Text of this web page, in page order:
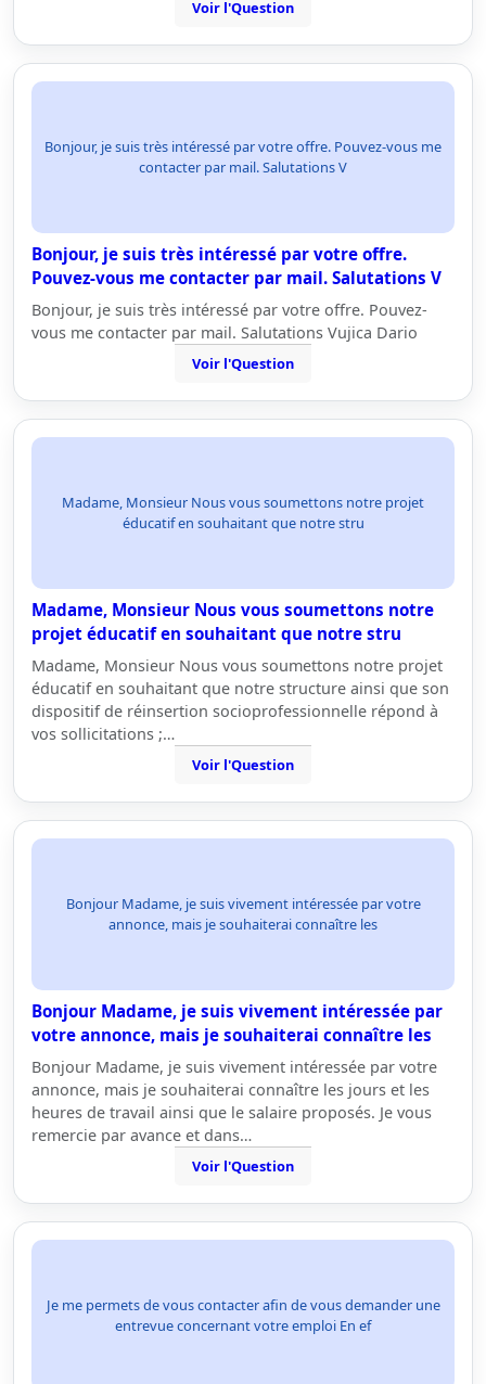
Voir l'Question
Bonjour, je suis très intéressé par votre offre. Pouvez-vous me
contacter par mail. Salutations V
Bonjour, je suis très intéressé par votre offre.
Pouvez-vous me contacter par mail. Salutations V
Bonjour, je suis très intéressé par votre offre. Pouvez-
vous me contacter par mail. Salutations Vujica Dario
Voir l'Question
Madame, Monsieur Nous vous soumettons notre projet
éducatif en souhaitant que notre stru
Madame, Monsieur Nous vous soumettons notre
projet éducatif en souhaitant que notre stru
Madame, Monsieur Nous vous soumettons notre projet
éducatif en souhaitant que notre structure ainsi que son
dispositif de réinsertion socioprofessionnelle répond à
vos sollicitations ;…
Voir l'Question
Bonjour Madame, je suis vivement intéressée par votre
annonce, mais je souhaiterai connaître les
Bonjour Madame, je suis vivement intéressée par
votre annonce, mais je souhaiterai connaître les
Bonjour Madame, je suis vivement intéressée par votre
annonce, mais je souhaiterai connaître les jours et les
heures de travail ainsi que le salaire proposés. Je vous
remercie par avance et dans…
Voir l'Question
Je me permets de vous contacter afin de vous demander une
entrevue concernant votre emploi En ef